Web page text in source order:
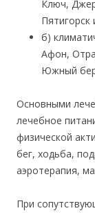
Ключ,
Пятигорск
б)
Афон,
Южный
Основными
лечебное
физической
бег, ходьба,
аэротерапия,
При